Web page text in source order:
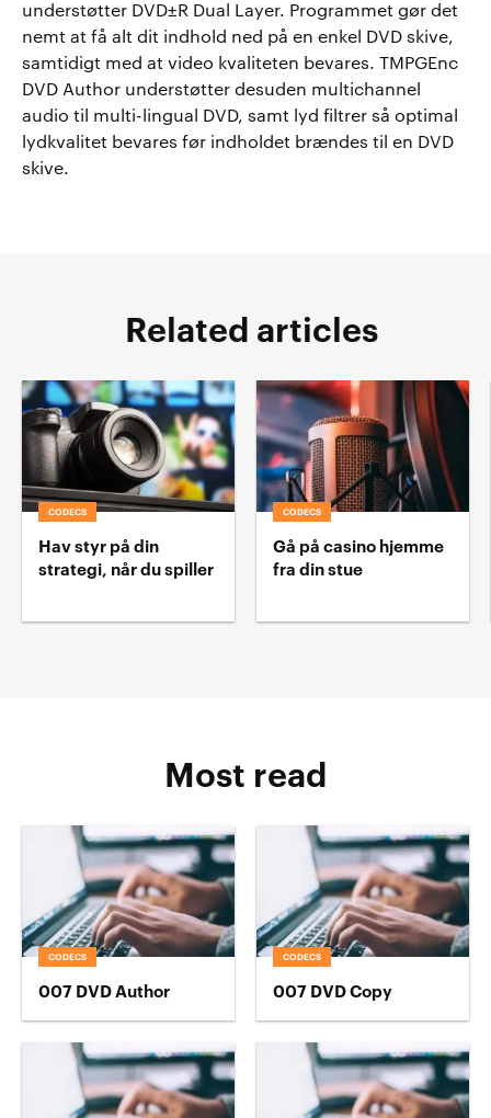
understøtter DVD±R Dual Layer. Programmet gør det
nemt at få alt dit indhold ned på en enkel DVD skive,
samtidigt med at video kvaliteten bevares. TMPGEnc
DVD Author understøtter desuden multichannel
audio til multi-lingual DVD, samt lyd filtrer så optimal
lydkvalitet bevares før indholdet brændes til en DVD
skive.
Related articles
CODECS
Hav styr på din
strategi, når du spiller
CODECS
Gå på casino hjemme
fra din stue
Most read
CODECS
007 DVD Author
CODECS
007 DVD Copy